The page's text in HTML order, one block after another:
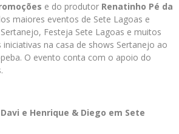
e do produtor Renatinho Pé da
maiores eventos de Sete Lagoas e
Festeja Sete Lagoas e muitos
na casa de shows Sertanejo ao
O evento conta com o apoio do
e Henrique & Diego em Sete